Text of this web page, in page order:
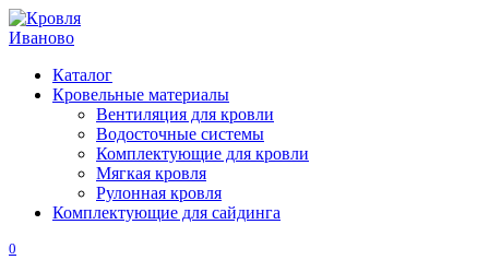
Перейти
к
Каталог
Кровельные материалы
Вентиляция для кровли
Водосточные системы
Комплектующие для кровли
Мягкая кровля
Рулонная кровля
Комплектующие для сайдинга
0